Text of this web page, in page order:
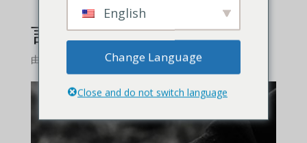
言者谆谆听者藐藐时
由
English
Change Language
Close and do not switch language